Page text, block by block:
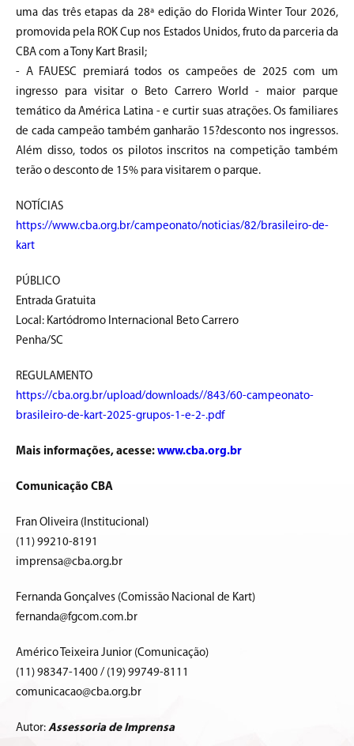
uma das três etapas da 28ª edição do Florida Winter Tour 2026,
promovida pela ROK Cup nos Estados Unidos, fruto da parceria da
CBA com a Tony Kart Brasil;
- A FAUESC premiará todos os campeões de 2025 com um
ingresso para visitar o Beto Carrero World - maior parque
temático da América Latina - e curtir suas atrações. Os familiares
de cada campeão também ganharão 15?desconto nos ingressos.
Além disso, todos os pilotos inscritos na competição também
terão o desconto de 15% para visitarem o parque.
NOTÍCIAS
https://www.cba.org.br/campeonato/noticias/82/brasileiro-de-
kart
PÚBLICO
Entrada Gratuita
Local: Kartódromo Internacional Beto Carrero
Penha/SC
REGULAMENTO
https://cba.org.br/upload/downloads//843/60-campeonato-
brasileiro-de-kart-2025-grupos-1-e-2-.pdf
Mais informações, acesse: www.cba.org.br
Comunicação CBA
Fran Oliveira (Institucional)
(11) 99210-8191
imprensa@cba.org.br
Fernanda Gonçalves (Comissão Nacional de Kart)
fernanda@fgcom.com.br
Américo Teixeira Junior (Comunicação)
(11) 98347-1400 / (19) 99749-8111
comunicacao@cba.org.br
Autor: Assessoria de Imprensa